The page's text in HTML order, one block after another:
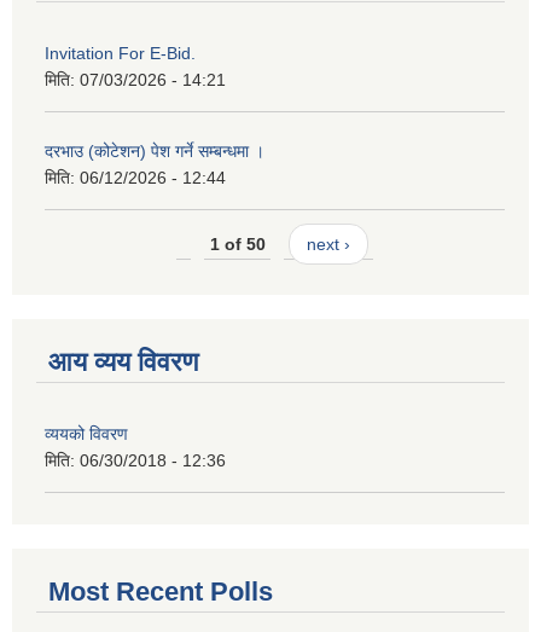
Invitation For E-Bid.
मिति: 07/03/2026 - 14:21
दरभाउ (कोटेशन) पेश गर्ने सम्बन्धमा ।
मिति: 06/12/2026 - 12:44
1 of 50 next ›
आय व्यय विवरण
व्ययको विवरण
मिति: 06/30/2018 - 12:36
Most Recent Polls